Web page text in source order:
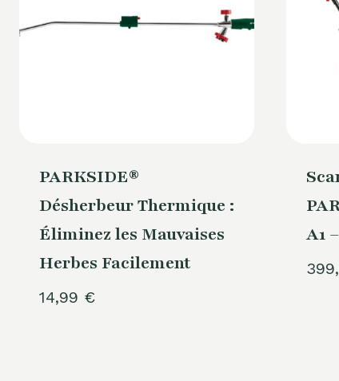
PARKSIDE®
Désherbeur Thermique :
Éliminez les Mauvaises
Herbes Facilement
14,99 €
A1